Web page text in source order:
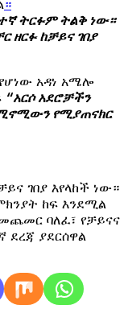
።
ትርፉም ትልቅ ነው።
ዘርፉ ከቻይና ገበያ
አዳነ አሜሎ
“አርሶ አደሮቻችን
የሚያጠናክር
ገበያ እየላከች ነው።
ከፍ እንደሚል
ባለፈ፣ የቻይናና
ደረጃ ያደርሰዋል